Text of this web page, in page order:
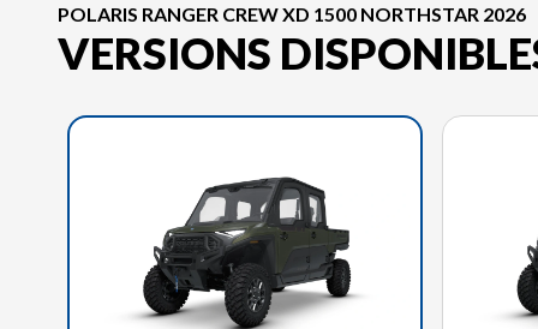
POLARIS RANGER CREW XD 1500 NORTHSTAR 2026
VERSIONS